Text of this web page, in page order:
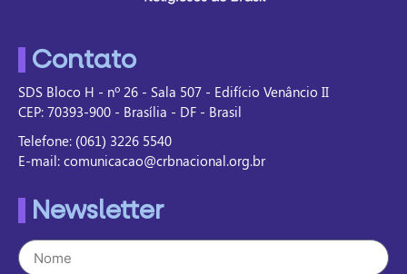
Contato
SDS Bloco H - nº 26 - Sala 507 - Edifício Venâncio II
CEP: 70393-900 - Brasília - DF - Brasil
Telefone: (061) 3226 5540
E-mail: comunicacao@crbnacional.org.br
Newsletter